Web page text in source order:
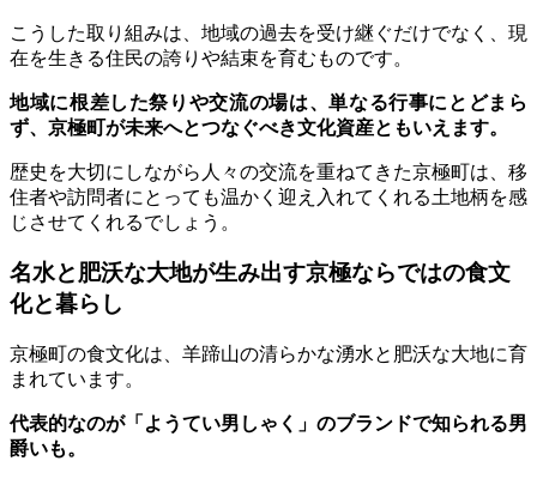
こうした取り組みは、地域の過去を受け継ぐだけでなく、現
在を生きる住民の誇りや結束を育むものです。
地域に根差した祭りや交流の場は、単なる行事にとどまら
ず、京極町が未来へとつなぐべき文化資産ともいえます。
歴史を大切にしながら人々の交流を重ねてきた京極町は、移
住者や訪問者にとっても温かく迎え入れてくれる土地柄を感
じさせてくれるでしょう。
名水と肥沃な大地が生み出す京極ならではの食文
化と暮らし
京極町の食文化は、羊蹄山の清らかな湧水と肥沃な大地に育
まれています。
代表的なのが「ようてい男しゃく」のブランドで知られる男
爵いも。